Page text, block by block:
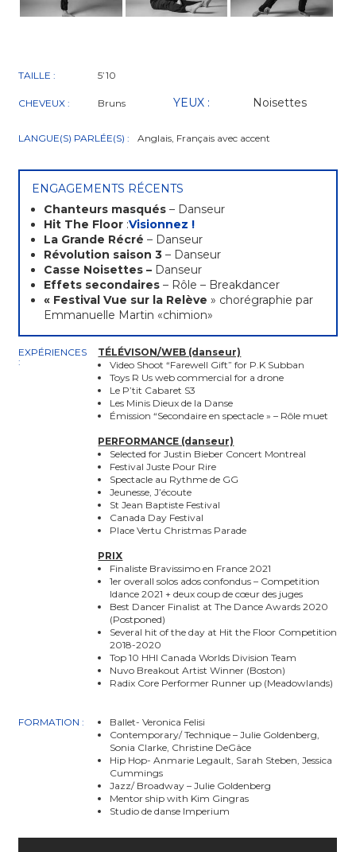
TAILLE : 5’10
CHEVEUX : Bruns YEUX : Noisettes
LANGUE(S) PARLÉE(S) : Anglais, Français avec accent
ENGAGEMENTS RÉCENTS
Chanteurs masqués – Danseur
Hit The Floor :Visionnez !
La Grande Récré – Danseur
Révolution saison 3 – Danseur
Casse Noisettes – Danseur
Effets secondaires – Rôle – Breakdancer
« Festival Vue sur la Relève» chorégraphie par
Emmanuelle Martin «chimion»
EXPÉRIENCES
:
TÉLÉVISON/WEB (danseur)
Video Shoot “Farewell Gift” for P.K Subban
Toys R Us web commercial for a drone
Le P’tit Cabaret S3
Les Minis Dieux de la Danse
Émission “Secondaire en spectacle » – Rôle muet
PERFORMANCE (danseur)
Selected for Justin Bieber Concert Montreal
Festival Juste Pour Rire
Spectacle au Rythme de GG
Jeunesse, J’écoute
St Jean Baptiste Festival
Canada Day Festival
Place Vertu Christmas Parade
PRIX
Finaliste Bravissimo en France 2021
1er overall solos ados confondus – Competition
Idance 2021 + deux coup de cœur des juges
Best Dancer Finalist at The Dance Awards 2020
(Postponed)
Several hit of the day at Hit the Floor Competition
2018-2020
Top 10 HHI Canada Worlds Division Team
Nuvo Breakout Artist Winner (Boston)
Radix Core Performer Runner up (Meadowlands)
FORMATION :
Ballet- Veronica Felisi
Contemporary/ Technique – Julie Goldenberg,
Sonia Clarke, Christine DeGâce
Hip Hop- Anmarie Legault, Sarah Steben, Jessica
Cummings
Jazz/ Broadway – Julie Goldenberg
Mentor ship with Kim Gingras
Studio de danse Imperium